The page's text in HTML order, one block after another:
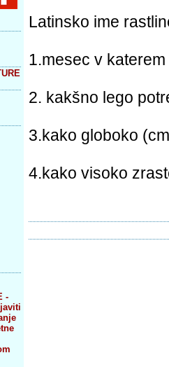
-
Latinsko ime
1.mesec v
2. kakšno lego
3.kako globoko
4.kako visoko